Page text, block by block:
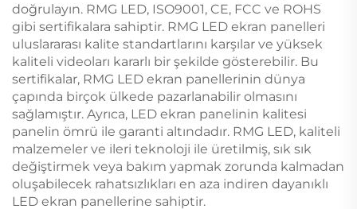
doğrulayın. RMG LED, ISO9001, CE, FCC ve ROHS
gibi sertifikalara sahiptir. RMG LED ekran panelleri
uluslararası kalite standartlarını karşılar ve yüksek
kaliteli videoları kararlı bir şekilde gösterebilir. Bu
sertifikalar, RMG LED ekran panellerinin dünya
çapında birçok ülkede pazarlanabilir olmasını
sağlamıştır. Ayrıca, LED ekran panelinin kalitesi
panelin ömrü ile garanti altındadır. RMG LED, kaliteli
malzemeler ve ileri teknoloji ile üretilmiş, sık sık
değiştirmek veya bakım yapmak zorunda kalmadan
oluşabilecek rahatsızlıkları en aza indiren dayanıklı
LED ekran panellerine sahiptir.